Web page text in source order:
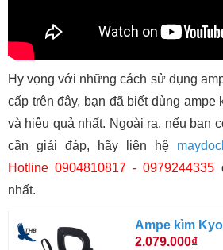
Hy vọng với những cách sử dụng
cấp trên đây, bạn đã biết dùng ampe
và hiệu quả nhất. Ngoài ra, nếu bạn
cần giải đáp, hãy liên hệ
Hotline 0904810817 - 0979244335
nhất.
Ampe kìm
2.079.000₫